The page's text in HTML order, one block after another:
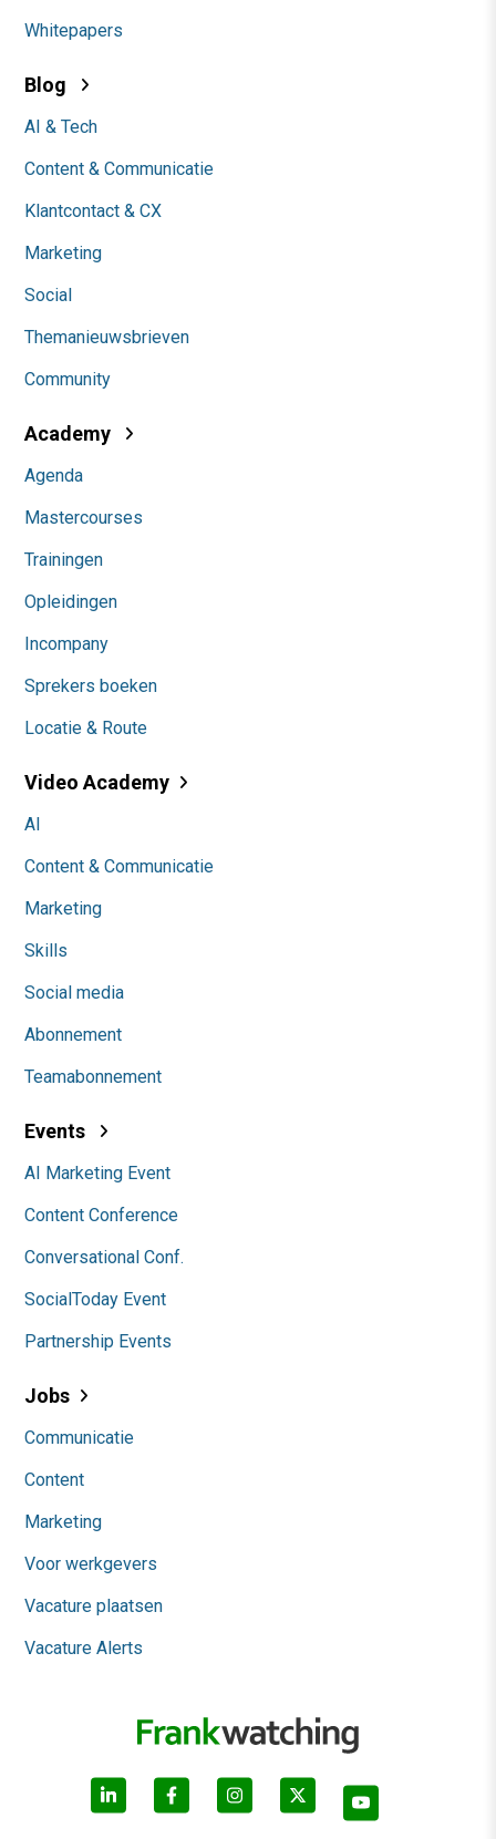
Whitepapers
Blog
AI & Tech
Content & Communicatie
Klantcontact & CX
Marketing
Social
Themanieuwsbrieven
Community
Academy
Agenda
Mastercourses
Trainingen
Opleidingen
Incompany
Sprekers boeken
Locatie & Route
Video Academy
AI
Content & Communicatie
Marketing
Skills
Social media
Abonnement
Teamabonnement
Events
AI Marketing Event
Content Conference
Conversational Conf.
SocialToday Event
Partnership Events
Jobs
Communicatie
Content
Marketing
Voor werkgevers
Vacature plaatsen
Vacature Alerts